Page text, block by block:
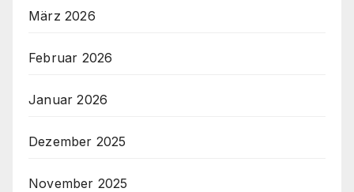
März 2026
Februar 2026
Januar 2026
Dezember 2025
November 2025